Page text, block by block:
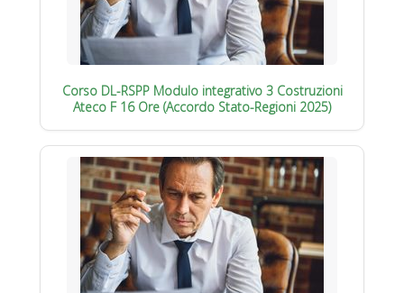
Corso DL-RSPP Modulo integrativo 3 Costruzioni
Ateco F 16 Ore (Accordo Stato-Regioni 2025)